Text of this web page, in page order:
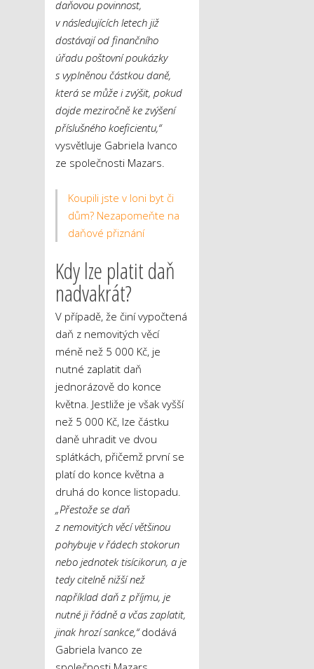
daňovou povinnost,
v následujících letech již
dostávají od finančního
úřadu poštovní poukázky
s vyplněnou částkou daně,
která se může i zvýšit, pokud
dojde meziročně ke zvýšení
příslušného koeficientu,“
vysvětluje Gabriela Ivanco
ze společnosti Mazars.
Koupili jste v loni byt či
dům? Nezapomeňte na
daňové přiznání
Kdy lze platit daň
nadvakrát?
V případě, že činí vypočtená
daň z nemovitých věcí
méně než 5 000 Kč, je
nutné zaplatit daň
jednorázově do konce
května. Jestliže je však vyšší
než 5 000 Kč, lze částku
daně uhradit ve dvou
splátkách, přičemž první se
platí do konce května a
druhá do konce listopadu.
„Přestože se daň
z nemovitých věcí většinou
pohybuje v řádech stokorun
nebo jednotek tisícikorun, a je
tedy citelně nižší než
například daň z příjmu, je
nutné ji řádně a včas zaplatit,
jinak hrozí sankce,“dodává
Gabriela Ivanco ze